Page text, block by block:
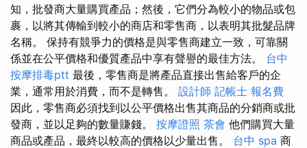
知，批發商大量購買產品；然後，它們分為較小的物品或包
裹，以將其傳輸到較小的商店和零售商，以表明其批髮品牌
名稱。 保持有競爭力的價格是與零售商建立一致，可靠關
係並在公平價格和優質產品中享有聲譽的最佳方法。 台中
按摩排毒ptt 最後，零售商是將產品直接出售給客戶的企
業，通常用於消費，而不是轉售。 設計師 記帳士 報名費
因此，零售商必須找到以公平價格出售其商品的分銷商或批
發商，並以足夠的數量賺錢。 按摩證照 茶會 他們購買大量
商品或產品，最終以較高的價格以少量出售。 台中 spa 商